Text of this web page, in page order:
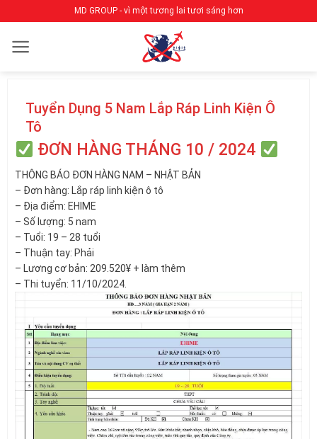
qua
nội
MD GROUP - vì một tương lai tươi sáng hơn
Tuyển Dụng 5 Nam Lắp Ráp Linh Kiện Ô
Tô
ĐƠN HÀNG THÁNG 10 / 2024
THÔNG BÁO ĐƠN HÀNG NAM – NHẬT BẢN
– Đơn hàng: Lắp ráp linh kiện ô tô
– Địa điểm: EHIME
– Số lượng: 5 nam
– Tuổi: 19 – 28 tuổi
– Thuận tay: Phải
– Lương cơ bản: 209.520¥ + làm thêm
– Thi tuyển: 11/10/2024.